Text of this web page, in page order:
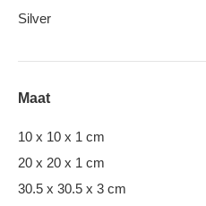
Silver
Maat
10 x 10 x 1 cm
20 x 20 x 1 cm
30.5 x 30.5 x 3 cm